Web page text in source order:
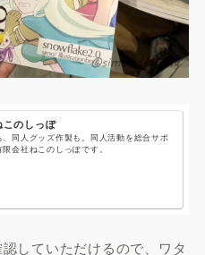
このしっぽ
、同人グッズ作製も。同人活動を総合サポ
会社ねこのしっぽです。
していただけるので、ワタ